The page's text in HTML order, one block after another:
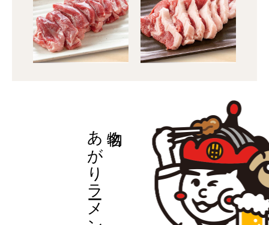
あがりラーメン